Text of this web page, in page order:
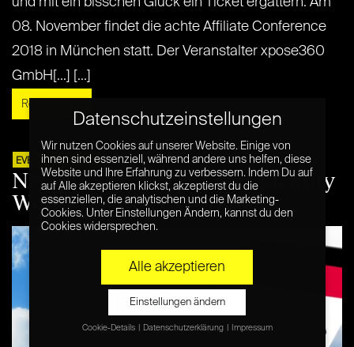
08. November findet die achte Affiliate Conference
2018 in München statt. Der Veranstalter xpose360
GmbH[...] [...]
Read More »
EVENT PARTNER 9. JULI 2018
Netzpiloten @Consumer Identity
World Tour EUROPE 2018
Datenschutzeinstellungen
Wir nutzen Cookies auf unserer Website. Einige von
ihnen sind essenziell, während andere uns helfen, diese
Website und Ihre Erfahrung zu verbessern. Indem Du auf
auf Alle akzeptieren klickst, akzeptierst du die
essenziellen, die analytischen und die Marketing-
Cookies. Unter Einstellungen Ändern, kannst du den
Cookies widersprechen.
Alle akzeptieren
Einstellungen ändern
Cookie-Details Datenschutzerklärung Impressum